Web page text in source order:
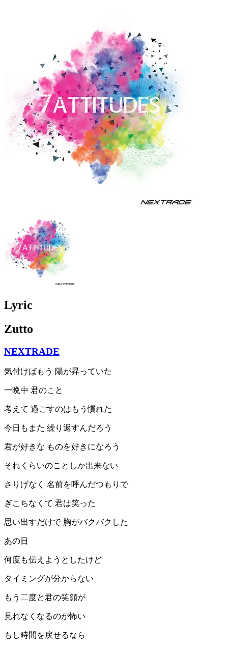
Lyric
Zutto
NEXTRADE
気付けばもう 陽が昇っていた
一晩中 君のこと
考えて 過ごすのはもう慣れた
今日もまた 繰り返すんだろう
君が好きな ものを好きになろう
それくらいのことしか出来ない
さりげなく 名前を呼んだつもりで
ぎこちなくて 君は笑った
思い出すだけで 胸がバクバクした
あの日
何度も伝えようとしたけど
タイミングが分からない
もう二度と君の笑顔が
見れなくなるのが怖い
もし時間を戻せるなら